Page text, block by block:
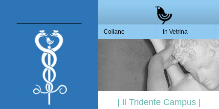
Collane In Vetrina
| Il Tridente Campus |